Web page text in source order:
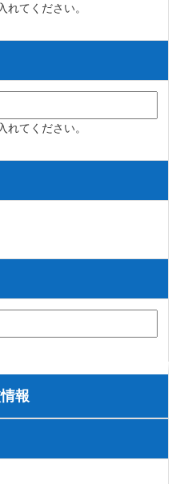
てください。
てください。
報